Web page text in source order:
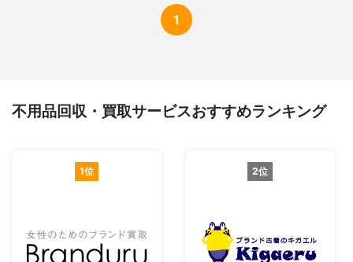
1
不用品回収・買取サービスおすすめランキング
1位 2位